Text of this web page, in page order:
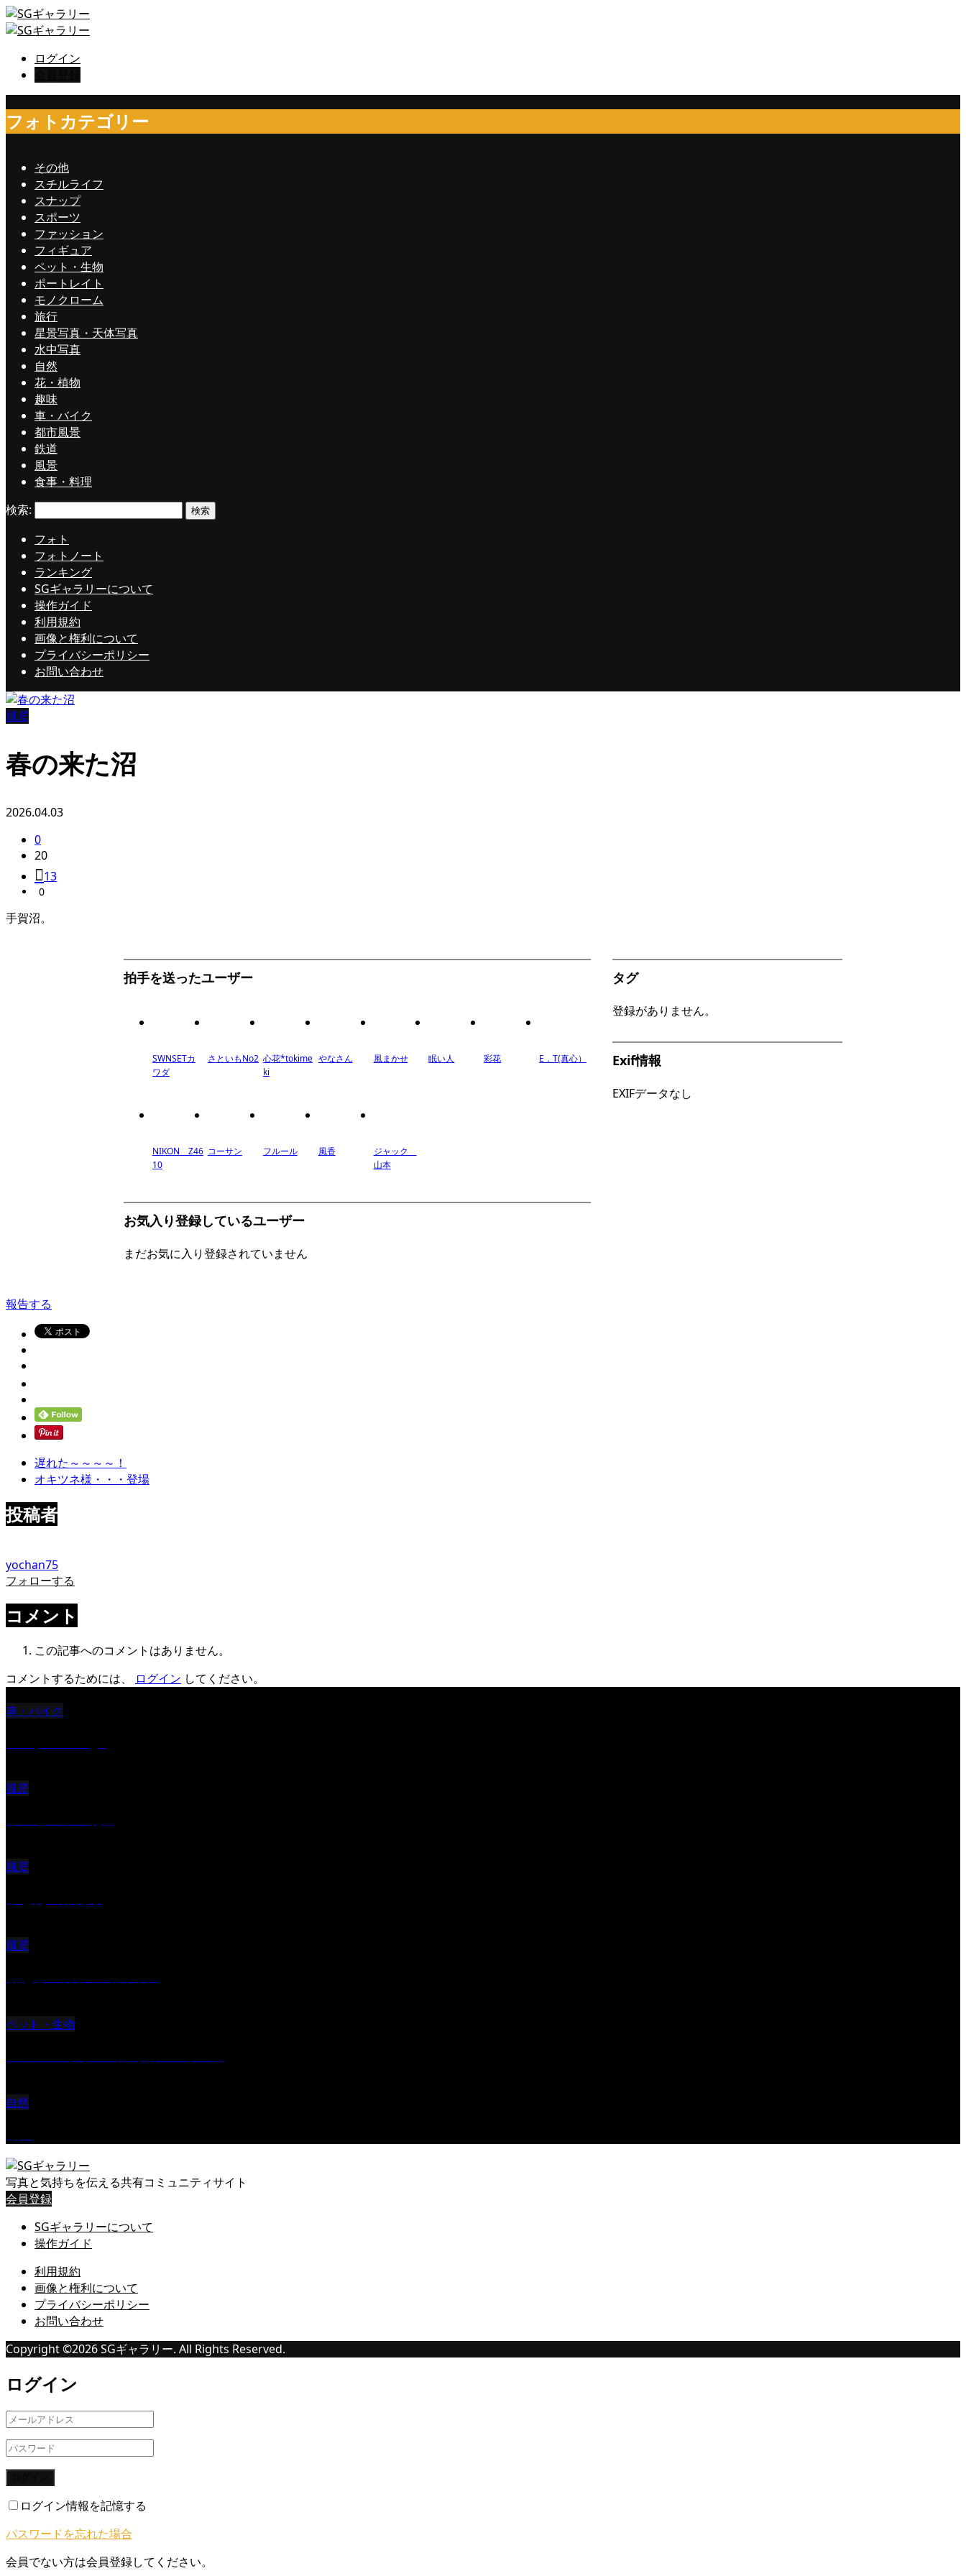
ログイン
フォトカテゴリー
その他
スチルライフ
スナップ
スポーツ
ファッション
フィギュア
ペット・生物
ポートレイト
モノクローム
旅行
星景写真・天体写真
水中写真
自然
花・植物
趣味
車・バイク
都市風景
鉄道
風景
食事・料理
フォト
フォトノート
ランキング
SGギャラリーについて
操作ガイド
利用規約
画像と権利について
プライバシーポリシー
お問い合わせ
検索:
風景
春の来た沼
2026.04.03
0
20
13
0
手賀沼。
タグ
登録がありません。
Exif情報
EXIFデータなし
拍手を送ったユーザー
SWNSETカ
ワダ
さといもNo2 心花*tokime
ki
やなさん 風まかせ 眠い人 彩花 E．T(真心）
NIKON Z46
10
コーサン フルール 風香
ジャック
山本
お気入り登録しているユーザー
まだお気に入り登録されていません
報告する
遅れた～～～～！
オキツネ様・・・登場
投稿者
yochan75
フォローする
コメント
この記事へのコメントはありません。
コメントするためには、
ログイン してください。
車・バイク
風景
風景
風景
ペット・生物
自然
写真と気持ちを伝える共有コミュニティサイト
会員登録
SGギャラリーについて
操作ガイド
利用規約
画像と権利について
プライバシーポリシー
お問い合わせ
Copyright ©2026SGギャラリー. All Rights Reserved.
ログイン
ログイン情報を記憶する
パスワードを忘れた場合
会員でない方は会員登録してください。